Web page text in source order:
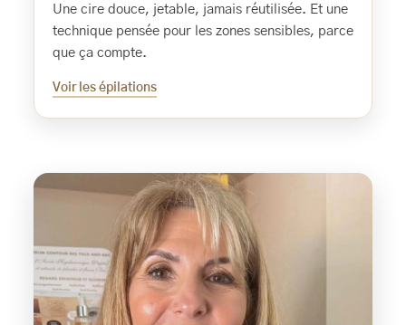
Une cire douce, jetable, jamais réutilisée. Et une
technique pensée pour les zones sensibles, parce
que ça compte.
Voir les épilations